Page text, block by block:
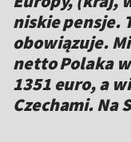
niskie pensje.
obowiązuje.
netto Polaka
1351 euro, a
Czechami. Na